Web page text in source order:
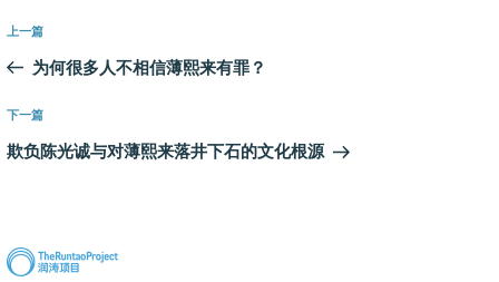
文
导
航
上
一
文
章
上一篇
为何很多人不相信薄熙来有罪？
下
一
下一篇
欺负陈光诚与对薄熙来落井下石的文化根源